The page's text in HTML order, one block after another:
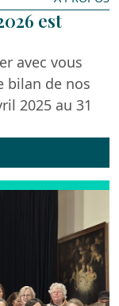
est
avec vous
bilan de nos
2025 au 31